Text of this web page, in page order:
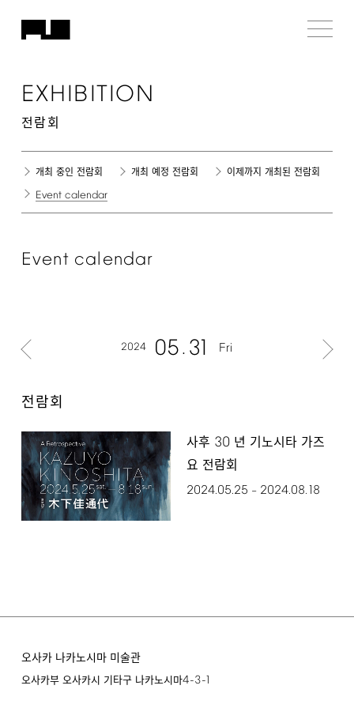
EXHIBITION
전람회
개최 중인 전람회 개최 예정 전람회 이제까지 개최된 전람회
Event calendar
Event calendar
2024 05 31 Fri
전람회
사후 30년 기노시타 가즈
요 전람회
2024.05.25 – 2024.08.18
오사카 나카노시마 미술관
오사카부 오사카시 기타구 나카노시마4-3-1